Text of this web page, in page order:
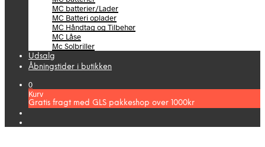
MC batterier/Lader
MC Batteri oplader
MC Håndtag og Tilbehør
MC Låse
Mc Solbriller
Udsalg
Åbningstider i butikken
0
Kurv
Gratis fragt med GLS pakkeshop over 1000kr